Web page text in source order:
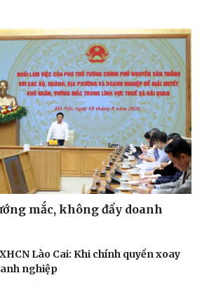
mắc, không đẩy doanh
Lào Cai: Khi chính quyền xoay
nghiệp